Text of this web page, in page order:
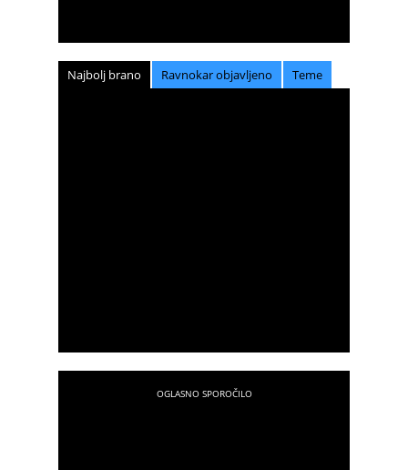
Najbolj brano Ravnokar objavljeno Teme